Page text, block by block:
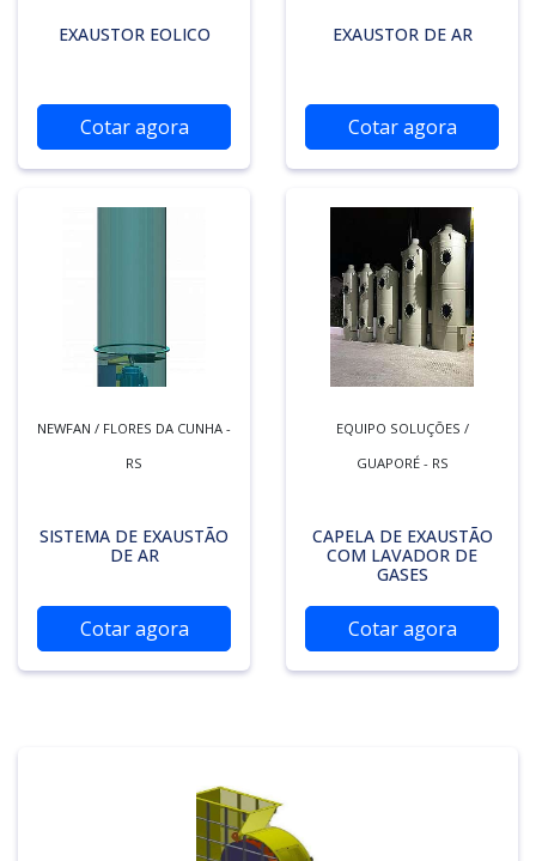
EXAUSTOR EOLICO
Cotar agora
EXAUSTOR DE AR
Cotar agora
NEWFAN / FLORES DA CUNHA -
RS
SISTEMA DE EXAUSTÃO
DE AR
Cotar agora
EQUIPO SOLUÇÕES /
GUAPORÉ - RS
CAPELA DE EXAUSTÃO
COM LAVADOR DE
GASES
Cotar agora